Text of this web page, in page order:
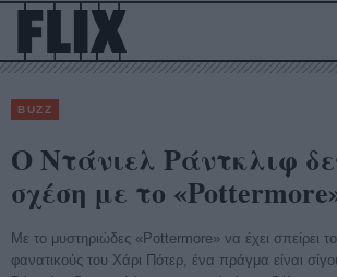
BUZZ
Ο Ντάνιελ Ράντκλιφ
σχέση με το
Με το μυστηριώδες «Pottermore» να έχει σπείρει
φανατικούς του Χάρι Πότερ, ένα πράγμα είναι